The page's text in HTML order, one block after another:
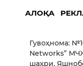
АЛОҚА
Гувоҳнома:
Networks”
шаҳри,